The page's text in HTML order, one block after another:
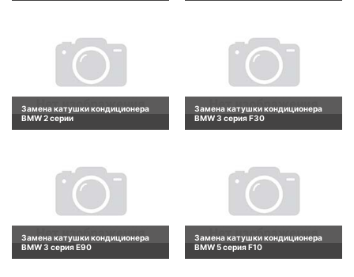
Замена катушки кондиционера
BMW 2 серии
Замена катушки кондиционера
BMW 3 серия F30
Замена катушки кондиционера
BMW 3 серия E90
Замена катушки кондиционера
BMW 5 серия F10